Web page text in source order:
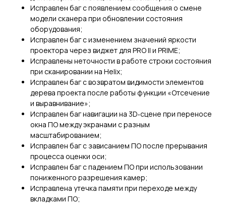
Исправлен баг с появлением сообщения о смене
модели сканера при обновлении состояния
оборудования;
Исправлен баг с изменением значений яркости
проектора через виджет для PRO II и PRIME;
Исправлены неточности в работе строки состояния
при сканировании на Helix;
Исправлен баг с возвратом видимости элементов
дерева проекта после работы функции «Отсечение
и выравнивание»;
Исправлен баг навигации на 3D‑сцене при переносе
окна ПО между экранами с разным
масштабированием;
Исправлен баг с зависанием ПО после прерывания
процесса оценки оси;
Исправлен баг с падением ПО при использовании
пониженного разрешения камер;
Исправлена утечка памяти при переходе между
вкладками ПО;
Новости
Компания
Техподдержка
Дистрибьюторы
Применение
Услуги
ГЛАВНОЕ